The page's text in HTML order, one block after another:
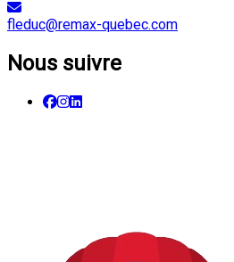
fleduc@remax-quebec.com
Nous suivre